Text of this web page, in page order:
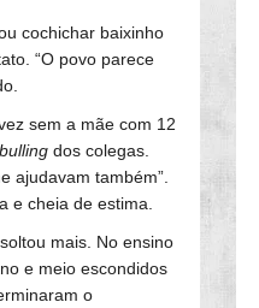
cochichar baixinho
“O povo parece
sem a mãe com 12
bulling dos colegas.
ajudavam também”.
e cheia de estima.
mais. No ensino
e meio escondidos
o